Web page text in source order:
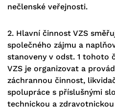
nečlenské veřejnosti.
2. Hlavní činnost VZS
společného zájmu a
stanoveny v odst. 1 tohoto
VZS je organizovat a
záchrannou činnost,
spolupráce s příslušnými
technickou a